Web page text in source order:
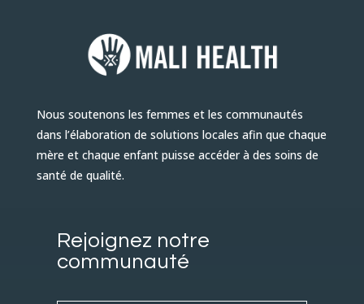
Nous soutenons les femmes et les communautés
dans l’élaboration de solutions locales afin que chaque
mère et chaque enfant puisse accéder à des soins de
santé de qualité.
Rejoignez notre
communauté